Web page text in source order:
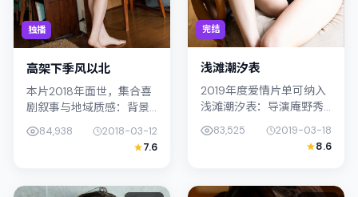
独播
高架下季风以北
本片2018年面世，集合喜
剧叙事与地域质感：背景
设定与新加坡的文化肌理
相呼应。导演洪常秀善用
光影与声场塑造孤独感，
牵动观众...
84,938
2018-03-12
7.6
完结
浅滩潮汐表
2019年度爱情片单可纳入
浅滩潮汐表：导演庵野秀
明将镜头对准泰国（曼
谷）的中产困境，张译与
松坂桃李演绎兄妹般羁
索与情感救赎...
83,525
2019-03-18
8.6